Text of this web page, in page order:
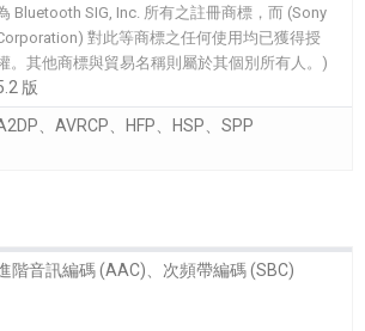
Bluetooth SIG, Inc. 所有之註冊商標，而 (Sony
對此等商標之任何使用均已獲得授
。其他商標與貿易名稱則屬於其個別所有人。)
版
、AVRCP、HFP、HSP、SPP
階音訊編碼 (AAC)、次頻帶編碼 (SBC)